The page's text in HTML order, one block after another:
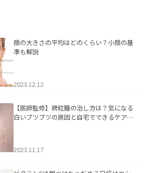
顔の大きさの平均はどのくらい？小顔の基
準も解説
2023.12.12
【医師監修】稗粒腫の治し方は？気になる
白いブツブツの原因と自宅でできるケアに
2023.11.17